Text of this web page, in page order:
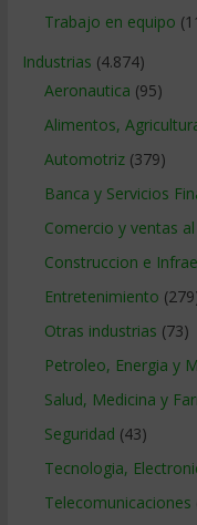
Trabajo en equipo
Industrias (4.874)
Aeronautica (95)
Alimentos,
Automotriz(379)
Banca y Servicios
Comercio y ventas
Construccion e
Entretenimiento
Otras industrias (73)
Petroleo, Energia y
Salud, Medicina y
Seguridad (43)
Tecnologia,
Telecomunicaciones